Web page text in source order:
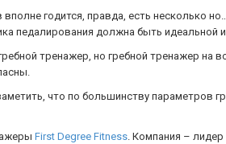
годится, правда, есть несколько
педалирования должна быть
тренажер, но гребной тренажер на
что по большинству параметров
First Degree Fitness. Компания –